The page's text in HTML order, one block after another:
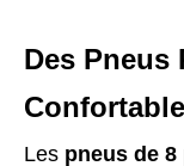
Des Pneus
Les pneus de 8